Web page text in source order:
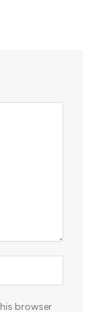
browser